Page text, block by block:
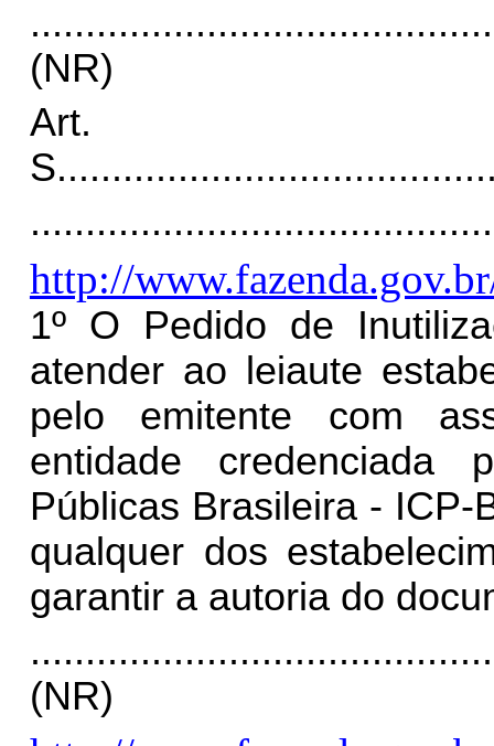
(NR)
Art.
S
http://
1º O Pedido de
atender ao leiaute
pelo emitente com
entidade credenciada
Públicas Brasileira - ICP-
qualquer dos
garantir a autoria do
(NR)